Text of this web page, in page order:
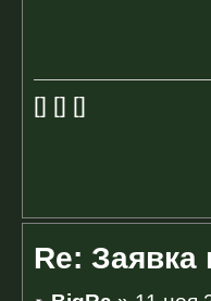
[] [] []
Re: